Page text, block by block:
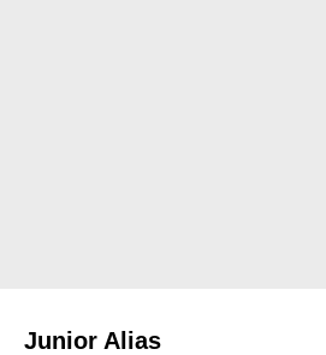
Junior Alias